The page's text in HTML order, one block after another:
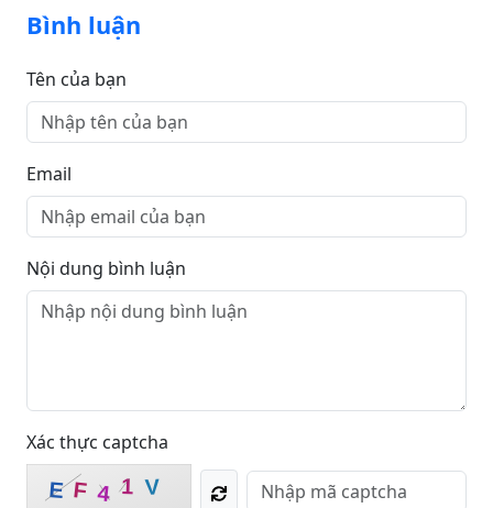
Bình luận
Tên của bạn
Email
Nội dung bình luận
Xác thực captcha
E F 4 1 V